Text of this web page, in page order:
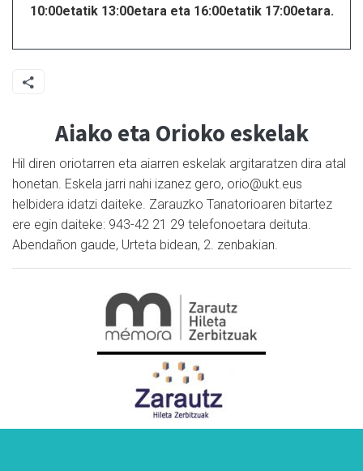
10:00etatik 13:00etara eta 16:00etatik 17:00etara.
Aiako eta Orioko eskelak
Hil diren oriotarren eta aiarren eskelak argitaratzen dira atal
honetan. Eskela jarri nahi izanez gero, orio@ukt.eus
helbidera idatzi daiteke. Zarauzko Tanatorioaren bitartez
ere egin daiteke: 943-42 21 29 telefonoetara deituta.
Abendañon gaude, Urteta bidean, 2. zenbakian.